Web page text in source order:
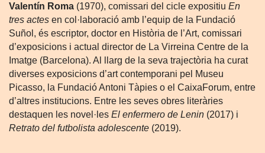
Valentín Roma (1970), comissari del cicle expositiu En
tres actes en col·laboració amb l’equip de la Fundació
Suñol, és escriptor, doctor en Història de l’Art, comissari
d’exposicions i actual director de La Virreina Centre de la
Imatge (Barcelona). Al llarg de la seva trajectòria ha curat
diverses exposicions d’art contemporani pel Museu
Picasso, la Fundació Antoni Tàpies o el CaixaForum, entre
d’altres institucions. Entre les seves obres literàries
destaquen les novel·les El enfermero de Lenin (2017) i
Retrato del futbolista adolescente (2019).